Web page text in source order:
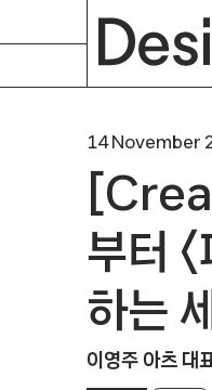
14 November
부터
하는
이영주 아츠 대